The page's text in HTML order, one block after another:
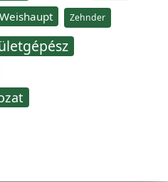
Weishaupt Zehnder